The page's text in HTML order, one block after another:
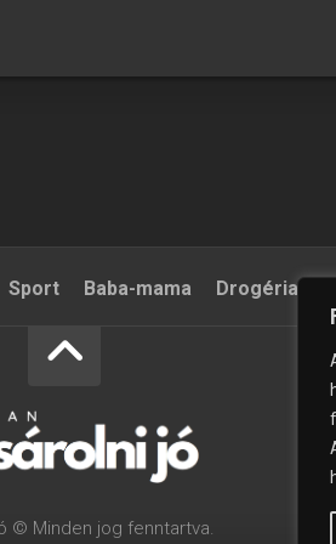
Sport Baba-mama Drogéria
© Minden jog fenntartva.